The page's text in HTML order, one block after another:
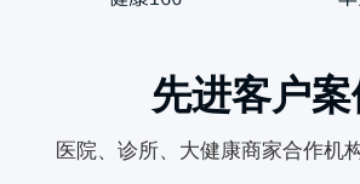
先进客户案
医院、诊所、大健康商家合作机